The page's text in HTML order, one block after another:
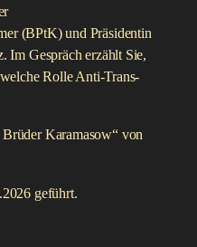
(BPtK) und Präsidentin
Im Gespräch erzählt Sie,
Rolle Anti-Trans-
Karamasow“ von
geführt.